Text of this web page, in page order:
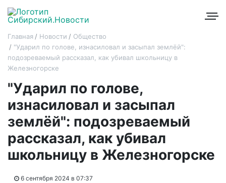
Главная Новости
Общество
"Ударил по голове, изнасиловал и засыпал землёй":
подозреваемый рассказал, как убивал школьницу в
Железногорске
"Ударил по голове,
изнасиловал и засыпал
землёй": подозреваемый
рассказал, как убивал
школьницу в Железногорске
6 сентября 2024 в 07:37